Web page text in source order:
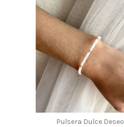
Pulsera Dulce Deseo